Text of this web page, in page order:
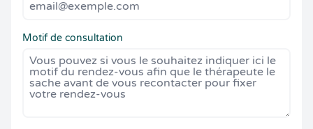
Motif de consultation